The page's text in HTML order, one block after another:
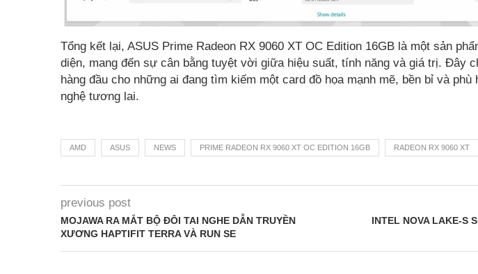
Tổng kết lại, ASUS Prime Radeon RX 9060 XT OC Edition 16GB là một sản
diện, mang đến sự cân bằng tuyệt vời giữa hiệu suất, tính năng và giá trị. Đây
hàng đầu cho những ai đang tìm kiếm một card đồ họa mạnh mẽ, bền bỉ và
nghệ tương lai.
AMD ASUS NEWS PRIME RADEON RX 9060 XT OC EDITION 16GB RADEON RX 9060 XT
previous post
MOJAWA RA MẮT BỘ ĐÔI TAI NGHE DẪN TRUYỀN
XƯƠNG HAPTIFIT TERRA VÀ RUN SE
INTEL NOVA LAKE-S